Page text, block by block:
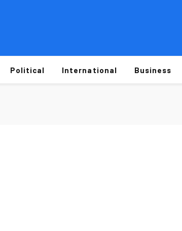
Political International Business